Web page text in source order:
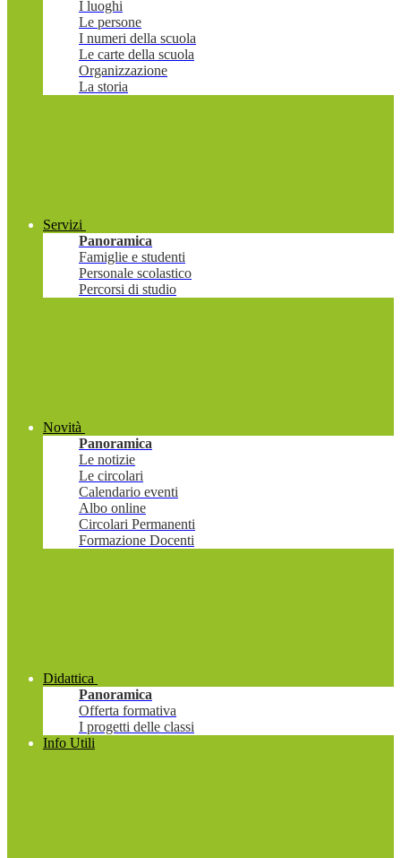
I luoghi
Le persone
I numeri della scuola
Le carte della scuola
Organizzazione
La storia
Servizi
Panoramica
Famiglie e studenti
Personale scolastico
Percorsi di studio
Novità
Panoramica
Le notizie
Le circolari
Calendario eventi
Albo online
Circolari Permanenti
Formazione Docenti
Didattica
Panoramica
Offerta formativa
I progetti delle classi
Info Utili